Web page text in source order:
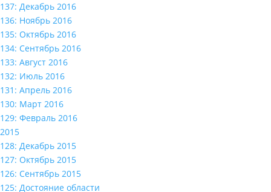
137: Декабрь 2016
136: Ноябрь 2016
135: Октябрь 2016
134: Сентябрь 2016
133: Август 2016
132: Июль 2016
131: Апрель 2016
130: Март 2016
129: Февраль 2016
2015
128: Декабрь 2015
127: Октябрь 2015
126: Сентябрь 2015
125: Достояние области